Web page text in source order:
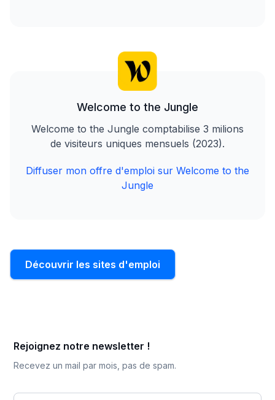
Welcome to the Jungle
Welcome to the Jungle comptabilise 3 milions
de visiteurs uniques mensuels (2023).
Diffuser mon offre d'emploi sur Welcome to the
Jungle
Découvrir les sites d'emploi
Rejoignez notre newsletter !
Recevez un mail par mois, pas de spam.